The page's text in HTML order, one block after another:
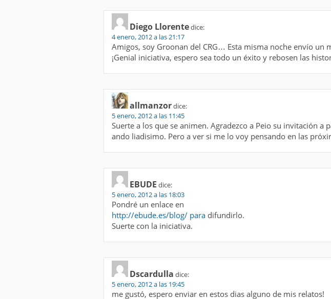
Diego Llorentedice:
4 enero, 2012 a las 21:17
Amigos, soy Groonan del CRG… Esta misma noche envío
¡Genial iniciativa, espero sea todo un éxito y rebosen las
allmanzordice:
5 enero, 2012 a las 11:45
Suerte a los que se animen. Agradezco a Peio su invitación
ando liadisimo. Pero a ver si me lo voy pensando en las
EBUDE dice:
5 enero, 2012 a las 18:03
Pondré un enlace en
http://ebude.es/blog/ para difundirlo.
Suerte con la iniciativa.
Dscardulla dice:
5 enero, 2012 a las 19:45
me gustó, espero enviar en estos dias alguno de mis relatos!